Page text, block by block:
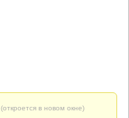
(откроется в новом окне)